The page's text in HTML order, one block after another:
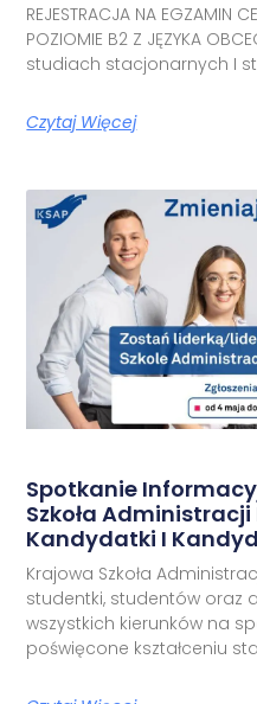
REJESTRACJA NA EGZAMIN
POZIOMIE B2 Z JĘZYKA
studiach stacjonarnych I
Czytaj Więcej
Spotkanie
Szkoła
Kandydatki I
Krajowa Szkoła
studentki, studentów oraz
wszystkich kierunków na
poświęcone kształceniu